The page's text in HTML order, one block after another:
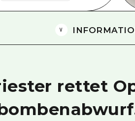
rettet